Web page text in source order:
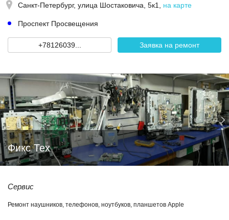
Санкт-Петербург, улица Шостаковича, 5к1 на карте
Проспект Просвещения
+78126039... Заявка на ремонт
Фикс Тех
Сервис
Ремонт наушников, телефонов, ноутбуков, планшетов Apple